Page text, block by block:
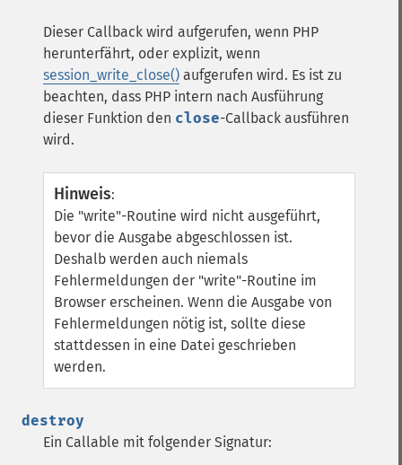
Dieser Callback wird aufgerufen, wenn PHP
herunterfährt, oder explizit, wenn
session_write_close() aufgerufen wird. Es ist zu
beachten, dass PHP intern nach Ausführung
dieser Funktion den close-Callback ausführen
wird.
Hinweis:
Die "write"-Routine wird nicht ausgeführt,
bevor die Ausgabe abgeschlossen ist.
Deshalb werden auch niemals
Fehlermeldungen der "write"-Routine im
Browser erscheinen. Wenn die Ausgabe von
Fehlermeldungen nötig ist, sollte diese
stattdessen in eine Datei geschrieben
werden.
destroy
Ein Callable mit folgender Signatur: